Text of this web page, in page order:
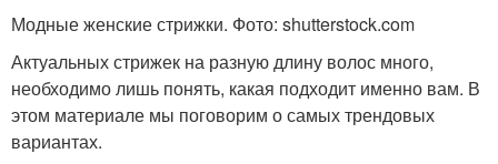
Модные женские стрижки. Фото: shutterstock.com
Актуальных стрижек на разную длину волос много,
необходимо лишь понять, какая подходит именно вам. В
этом материале мы поговорим о самых трендовых
вариантах.